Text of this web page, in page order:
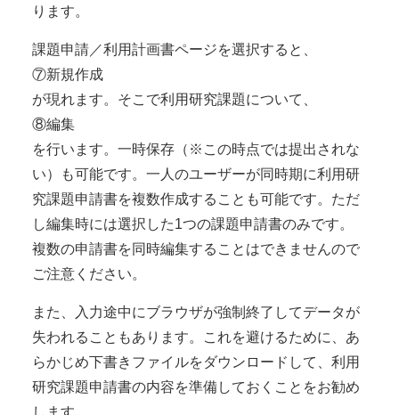
ります。
課題申請／利用計画書ページを選択すると、
⑦新規作成
が現れます。そこで利用研究課題について、
⑧編集
を行います。一時保存（※この時点では提出されな
い）も可能です。一人のユーザーが同時期に利用研
究課題申請書を複数作成することも可能です。ただ
し編集時には選択した1つの課題申請書のみです。
複数の申請書を同時編集することはできませんので
ご注意ください。
また、入力途中にブラウザが強制終了してデータが
失われることもあります。これを避けるために、あ
らかじめ下書きファイルをダウンロードして、利用
研究課題申請書の内容を準備しておくことをお勧め
します。